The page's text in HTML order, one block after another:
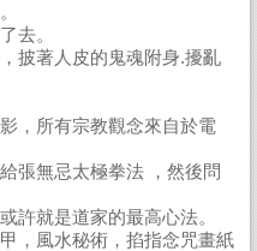
去。
披著人皮的鬼魂附身.擾亂
，所有宗教觀念來自於電
張無忌太極拳法 ，然後問
許就是道家的最高心法。
，風水秘術，掐指念咒畫紙